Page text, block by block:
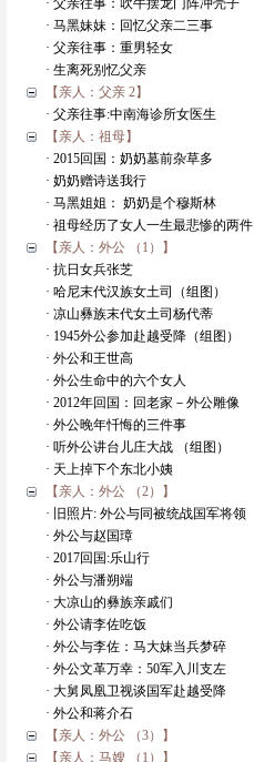
· 父亲往事：吹牛摆龙门阵冲壳子
· 马黑妹妹：回忆父亲二三事
· 父亲往事：重男轻女
· 生离死别忆父亲
【亲人：父亲 2】
· 父亲往事:中南海诊所女医生
【亲人：祖母】
· 2015回国：奶奶墓前杂草多
· 奶奶赠诗送我行
· 马黑姐姐： 奶奶是个穆斯林
· 祖母经历了女人一生最悲惨的两件
【亲人：外公 （1）】
· 抗日女兵张芝
· 哈尼末代汉族女土司（组图）
· 凉山彝族末代女土司杨代蒂
· 1945外公参加赴越受降（组图）
· 外公和王世高
· 外公生命中的六个女人
· 2012年回国：回老家－外公雕像
· 外公晚年忏悔的三件事
· 听外公讲台儿庄大战 （组图）
· 天上掉下个东北小姨
【亲人：外公 （2）】
· 旧照片: 外公与同被统战国军将领
· 外公与赵国璋
· 2017回国:乐山行
· 外公与潘朔端
· 大凉山的彝族亲戚们
· 外公请李佐吃饭
· 外公与李佐：马大妹当兵梦碎
· 外公文革万幸：50军入川支左
· 大舅凤凰卫视谈国军赴越受降
· 外公和蒋介石
【亲人：外公 （3）】
【亲人：马嫂 （1）】